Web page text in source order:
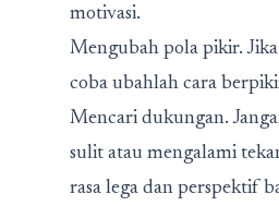
motivasi.
Mengubah pola pikir.
coba ubahlah cara
Mencari dukungan.
sulit atau mengalami
rasa lega dan perspektif